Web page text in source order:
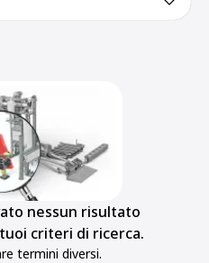
nessun risultato
criteri di ricerca.
termini diversi.